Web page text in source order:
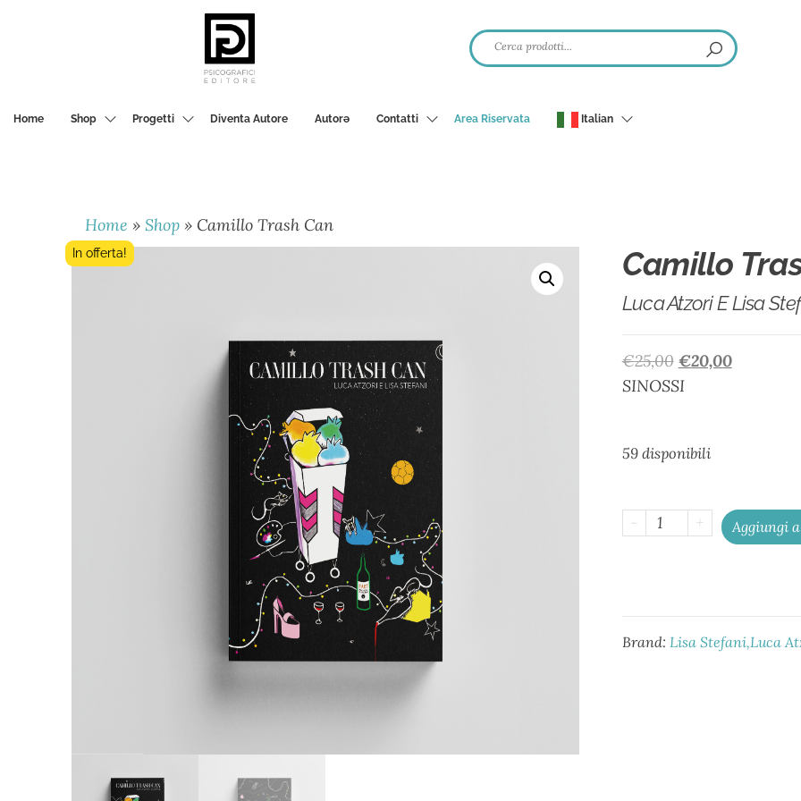
Home Shop Progetti Diventa Autore Autorә Contatti Area Riservata Italian
Home » Shop » Camillo Trash Can
In offerta! Camillo
Luca Atzori E Lisa
€25,00 €20,00
SINOSSI
59 disponibili
- + Aggiungi
Brand: Lisa Stefani Luca